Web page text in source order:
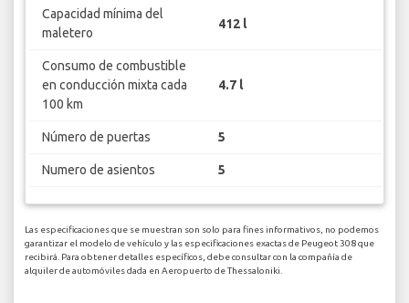
Capacidad mínima del
maletero
412 l
Consumo de combustible
en conducción mixta cada
100 km
4.7 l
Número de puertas 5
Numero de asientos 5
Las especificaciones que se muestran son solo para fines informativos, no podemos
garantizar el modelo de vehículo y las especificaciones exactas de Peugeot 308 que
recibirá. Para obtener detalles específicos, debe consultar con la compañía de
alquiler de automóviles dada en Aeropuerto de Thessaloniki.